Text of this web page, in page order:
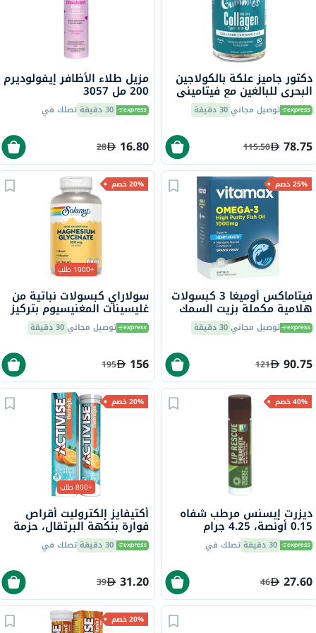
دكتور جاميز علكة بالكولاجين
البحري للبالغين مع فيتاميني
ج وهـ، حزمة من 60
توصيل مجاني30 دقيقة
78.75
115.50
مزيل طلاء الأظافر إيفولوديرم
200 مل 3057
30 دقيقة تصلك في
16.80
28
25% خصم
فيتاماكس أوميغا 3 كبسولات
هلامية مكملة بزيت السمك
1000 ملجم حزمة من 60 توصيل مجاني30 دقيقة
90.75
121
20% خصم
+1000 طلب
سولاراي كبسولات نباتية من
غليسينات المغنيسيوم بتركيز
350 ملجم لصحة العظام
والعضلات حزمة من 120
توصيل مجاني30 دقيقة
156
195
40% خصم
ديزرت إيسنس مرطب شفاه
0.15 أونصة، 4.25 جرام
30 دقيقة تصلك في
27.60
46
20% خصم
+800 طلب
أكتيفايز إلكتروليت أقراص
فوارة بنكهة البرتقال، حزمة
من 20 30 دقيقة تصلك في
31.20
39
20% خصم